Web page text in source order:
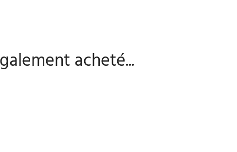
acheté...